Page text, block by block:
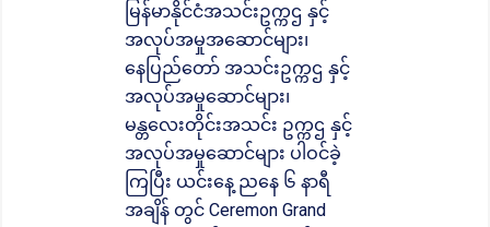
မြန်မာနိုင်ငံအသင်းဥက္ကဌ နှင့်
အလုပ်အမှုအဆောင်များ၊
နေပြည်တော် အသင်းဥက္ကဌ နှင့်
အလုပ်အမှုဆောင်များ၊
မန္တလေးတိုင်းအသင်း ဥက္ကဌ နှင့်
အလုပ်အမှုဆောင်များ ပါဝင်ခဲ့
ကြပြီး ယင်းနေ့ ညနေ ၆ နာရီ
အချိန် တွင် Ceremon Grand